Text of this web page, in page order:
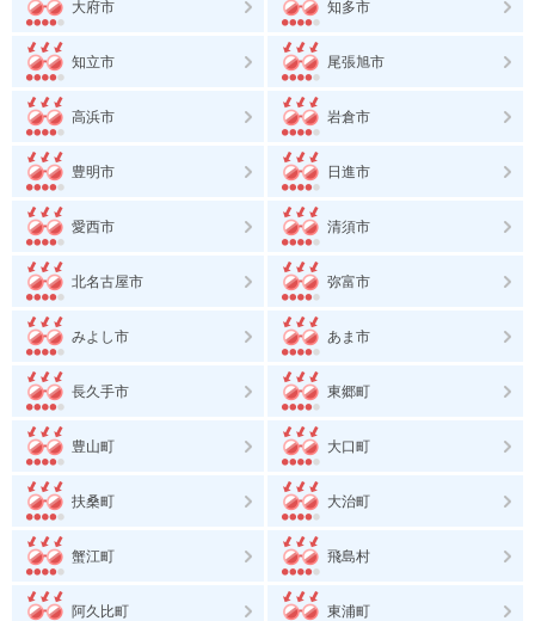
大府市 知多市
知立市 尾張旭市
高浜市 岩倉市
豊明市 日進市
愛西市 清須市
北名古屋市 弥富市
みよし市 あま市
長久手市 東郷町
豊山町 大口町
扶桑町 大治町
蟹江町 飛島村
阿久比町 東浦町